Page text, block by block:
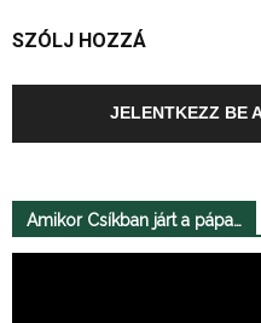
SZÓLJ HOZZÁ
JELENTKEZZ BE
Amikor Csíkban járt a pápa…